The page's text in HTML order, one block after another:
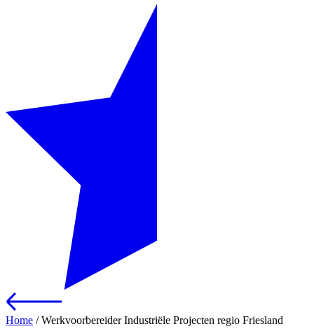
Home /Werkvoorbereider Industriële Projecten regio Friesland